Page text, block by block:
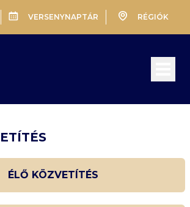
VERSENYNAPTÁR RÉGIÓK
ÉLŐ KÖZVETÍTÉS